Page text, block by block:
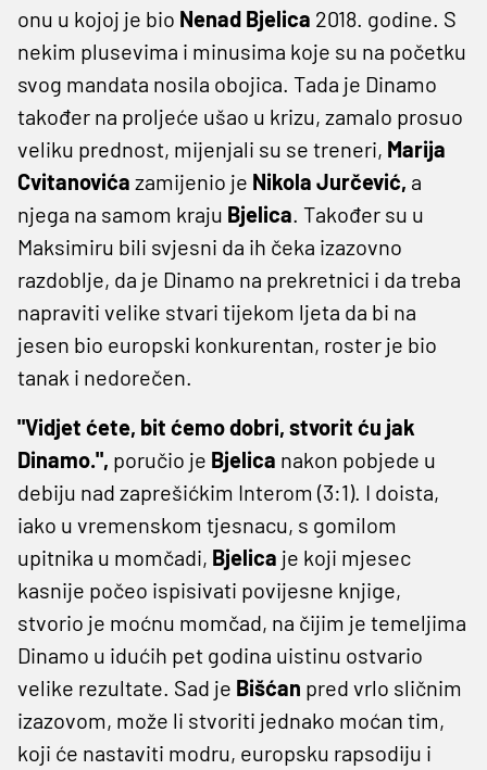
onu u kojoj je bio Nenad Bjelica 2018. godine. S
nekim plusevima i minusima koje su na početku
svog mandata nosila obojica. Tada je Dinamo
također na proljeće ušao u krizu, zamalo prosuo
veliku prednost, mijenjali su se treneri, Marija
Cvitanovića zamijenio je Nikola Jurčević, a
njega na samom kraju Bjelica . Također su u
Maksimiru bili svjesni da ih čeka izazovno
razdoblje, da je Dinamo na prekretnici i da treba
napraviti velike stvari tijekom ljeta da bi na
jesen bio europski konkurentan, roster je bio
tanak i nedorečen.
"Vidjet ćete, bit ćemo dobri, stvorit ću jak
Dinamo.", poručio je Bjelica nakon pobjede u
debiju nad zaprešićkim Interom (3:1). I doista,
iako u vremenskom tjesnacu, s gomilom
upitnika u momčadi, Bjelica je koji mjesec
kasnije počeo ispisivati povijesne knjige,
stvorio je moćnu momčad, na čijim je temeljima
Dinamo u idućih pet godina uistinu ostvario
velike rezultate. Sad je Bišćan pred vrlo sličnim
izazovom, može li stvoriti jednako moćan tim,
koji će nastaviti modru, europsku rapsodiju i